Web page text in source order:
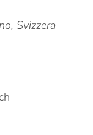
Svizzera